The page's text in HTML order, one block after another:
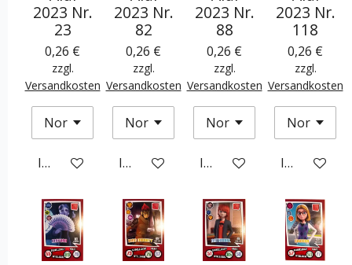
2023 Nr.
23
0,26 €
zzgl.
Versandkosten
In den Warenkorb
2023 Nr.
82
0,26 €
zzgl.
Versandkosten
In den Warenkorb
2023 Nr.
88
0,26 €
zzgl.
Versandkosten
In den Warenkorb
2023 Nr.
118
0,26 €
zzgl.
Versandkosten
In den